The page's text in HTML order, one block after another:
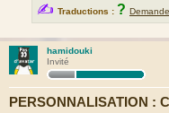
✍ Traductions : ?
hamidouki
Invité
PERSONNALISATION :